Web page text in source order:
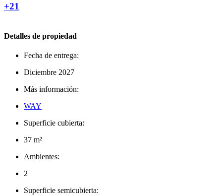
+21
Detalles de propiedad
Fecha de entrega:
Diciembre 2027
Más información:
WAY
Superficie cubierta:
37 m²
Ambientes:
2
Superficie semicubierta: